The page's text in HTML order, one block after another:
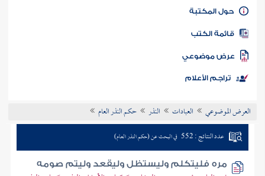
كتاب الأمة
المكتبة
الكتب
موضوعي
تراجم الأعلام
العرض الموضوعي العبادات النذر حكم النذر العام
عدد النتائج : 552 في البحث عن (حكم النذر العام)
مره فليتكلم وليستظل وليقعد وليتم صومه